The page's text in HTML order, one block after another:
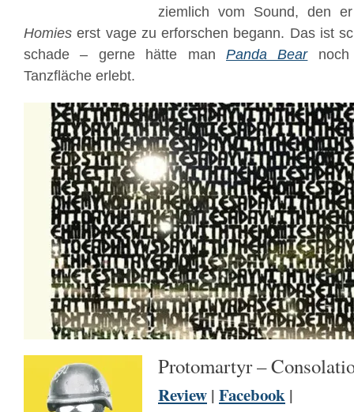
ziemlich vom Sound, den
Homies erst vage zu erforschen begann. Das ist
schade – gerne hätte man Panda Bearnoch
Tanzfläche erlebt.
Protomartyr –
Review | Facebook |